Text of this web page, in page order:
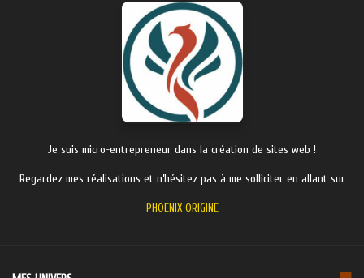
Je suis micro-entrepreneur dans la création de sites web !
Regardez mes réalisations et n’hésitez pas à me solliciter en allant sur
PHOENIX ORIGINE